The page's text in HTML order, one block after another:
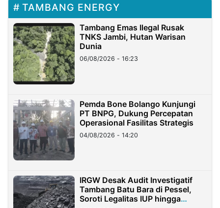
TAMBANG ENERGY
Tambang Emas Ilegal Rusak
TNKS Jambi, Hutan Warisan
Dunia
06/08/2026 - 16:23
Pemda Bone Bolango Kunjungi
PT BNPG, Dukung Percepatan
Operasional Fasilitas Strategis
04/08/2026 - 14:20
IRGW Desak Audit Investigatif
Tambang Batu Bara di Pessel,
Soroti Legalitas IUP hingga